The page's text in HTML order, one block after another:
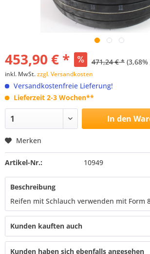
453,90 € * 471,24 € *
inkl. MwSt.zzgl. Versandkosten
Versandkostenfreie Lieferung!
Lieferzeit 2-3 Wochen**
In den
Merken
Artikel-Nr.: 10949
Beschreibung
Reifen mit Schlauch verwenden mit
Kunden kauften auch
Kunden haben sich ebenfalls angesehen